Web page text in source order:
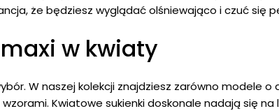
że będziesz wyglądać olśniewająco i czuć się
w kwiaty
W naszej kolekcji znajdziesz zarówno modele
Kwiatowe sukienki doskonale nadają się